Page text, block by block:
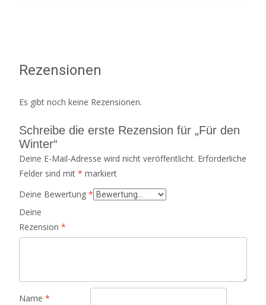
Rezensionen
Es gibt noch keine Rezensionen.
Schreibe die erste Rezension für „Für den
Winter“
Deine E-Mail-Adresse wird nicht veröffentlicht. Erforderliche
Felder sind mit * markiert
Deine Bewertung *
Deine
Rezension *
Name *